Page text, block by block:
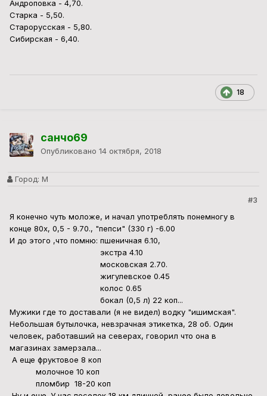
Андроповка - 4,70.
Старка - 5,50.
Старорусская - 5,80.
Сибирская - 6,40.
18
санчо69
Опубликовано 14 октября, 2018
Город: М
#3
Я конечно чуть моложе, и начал употреблять понемногу в
конце 80х, 0,5 - 9.70., "пепси" (330 г) -6.00
И до этого ,что помню: пшеничная 6.10,
экстра 4.10
московская 2.70.
жигулевское 0.45
колос 0.65
бокал (0,5 л) 22 коп...
Мужики где то доставали (я не видел) водку "ишимская".
Небольшая бутылочка, невзрачная этикетка, 28 об. Один
человек, работавший на северах, говорил что она в
магазинах замерзала...
А еще фруктовое 8 коп
молочное 10 коп
пломбир 18-20 коп